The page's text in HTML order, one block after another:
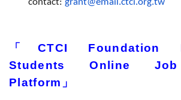
contact: grant@email.ctci.org.tw
「CTCI Foundation
Students Online
Platform」